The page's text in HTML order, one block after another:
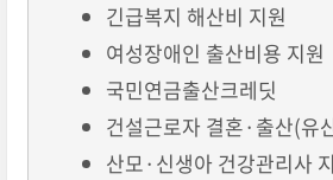
긴급복지 해산비 지원
여성장애인 출산비용 지원
국민연금출산크레딧
건설근로자 결혼·출산(유
산모·신생아 건강관리사